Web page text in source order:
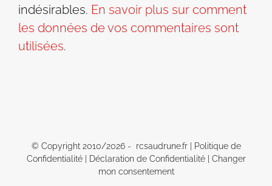
indésirables. En savoir plus sur comment
les données de vos commentaires sont
utilisées.
© Copyright 2010/2026 - rcsaudrune.fr |
Politique de
Confidentialité| Déclaration de Confidentialité| Changer
mon consentement